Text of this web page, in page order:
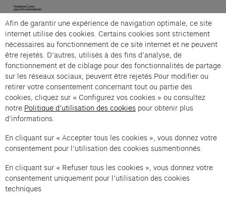
Cartier et Compagnie
La grande visite guidée is an offer from Cartier et
Compagnie .
Imprint of the organizer(opens in a new tab)
Data privacy of the organizer(opens in
General terms and conditions of the organizer
Cookie settings (opens in a new tab)
Data privacy policy (opens in a new tab)
Accessibility
Support(opens in a new tab)
Afin de garantir une expérience de navigation optimale, ce site
internet utilise des cookies. Certains cookies sont strictement
nécessaires au fonctionnement de ce site internet et ne peuvent
être rejetés. D’autres, utilisés à des fins d’analyse, de
fonctionnement et de ciblage pour des fonctionnalités de partage
sur les réseaux sociaux, peuvent être rejetés.Pour modifier ou
retirer votre consentement concernant tout ou partie des
cookies, cliquez sur « Configurez vos cookies » ou consultez
notre Politique d’utilisation des cookies pour obtenir plus
d’informations.
En cliquant sur « Accepter tous les cookies », vous donnez votre
consentement pour l’utilisation des cookies susmentionnés.
En cliquant sur « Refuser tous les cookies », vous donnez votre
consentement uniquement pour l’utilisation des cookies
techniques